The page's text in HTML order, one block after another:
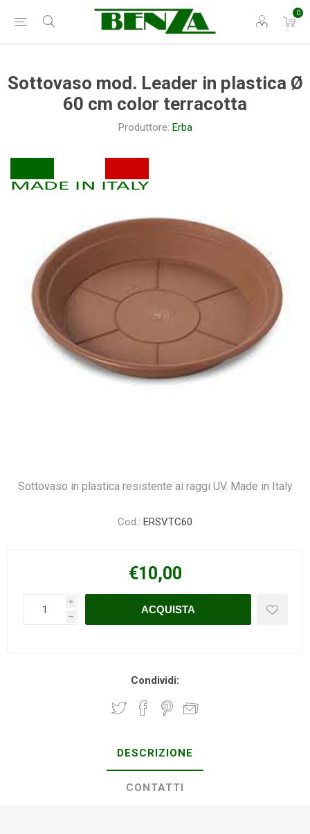
0
Sottovaso mod. Leader in plastica Ø
60 cm color terracotta
Produttore: Erba
Sottovaso in plastica resistente ai raggi UV. Made in Italy
Cod.: ERSVTC60
€10,00
i
h
Condividi:
DESCRIZIONE
CONTATTI